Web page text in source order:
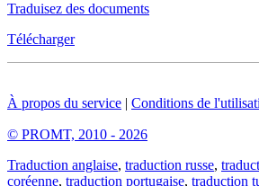
Traduisez des documents
Télécharger
À propos du service | Conditions de
© PROMT, 2010 - 2026
Traduction anglaise, traduction russe,
coréenne, traduction portugaise, traduction